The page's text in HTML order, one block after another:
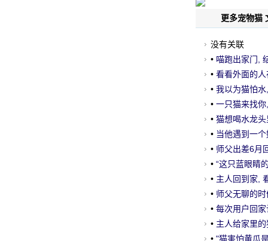
更多宠物猫
没有关联
• 喵跑出家门,
• 看看外面的
• 我以为猫怕
• 一只猫来找
• 猫想喝水龙
• 当他遇到一
使!
• 师父出差6月
• “这只蓝眼睛
• 主人回到家,
• 师父无聊的
法..。
• 每次用户回
• 主人给家里
哈.....。
• "猫害怕黄瓜